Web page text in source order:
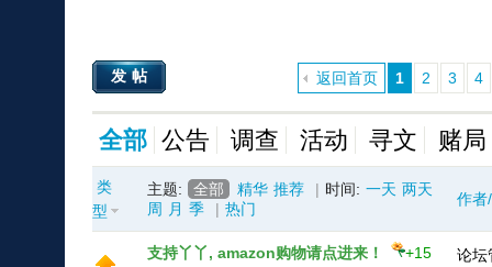
1 2 3 4
返回首页
发帖
全部 公告 调查 活动 寻文 赌局
类
型
主题: 全部 精华 推荐 | 时间: 一天 两天
周
月 季 | 热门
作者
支持丫丫, amazon购物请点进来！
+15
论坛